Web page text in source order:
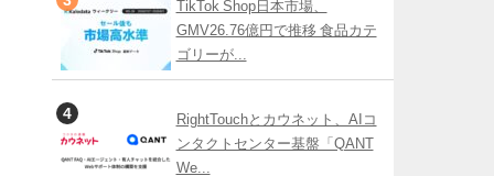
TikTok Shop日本市場、
GMV26.76億円で推移 食品カテ
ゴリーが...
RightTouchとカウネット、AIコ
ンタクトセンター基盤「QANT
We...